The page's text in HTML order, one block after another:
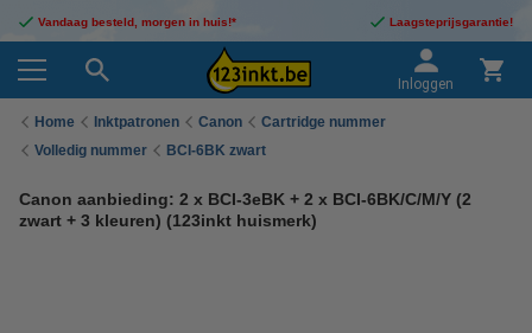
Vandaag besteld, morgen in huis!* Laagsteprijsgarantie!
Inloggen
Home Inktpatronen Canon
Cartridge nummer
Volledig nummer
BCI-6BK zwart
Canon aanbieding: 2 x BCI-3eBK + 2 x BCI-6BK/C/M/Y (2
zwart + 3 kleuren) (123inkt huismerk)